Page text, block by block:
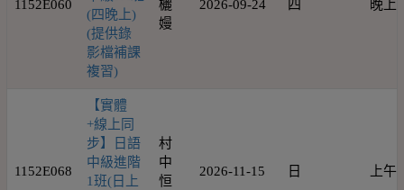
1152E060
(四晚上)
(提供錄
影檔補課
複習)
欐
嫚
2026-09-24 四 晚上
1152E068
【實體
+線上同
步】日語
中級進階
1班(日上
村
中
恒
2026-11-15 日 上午